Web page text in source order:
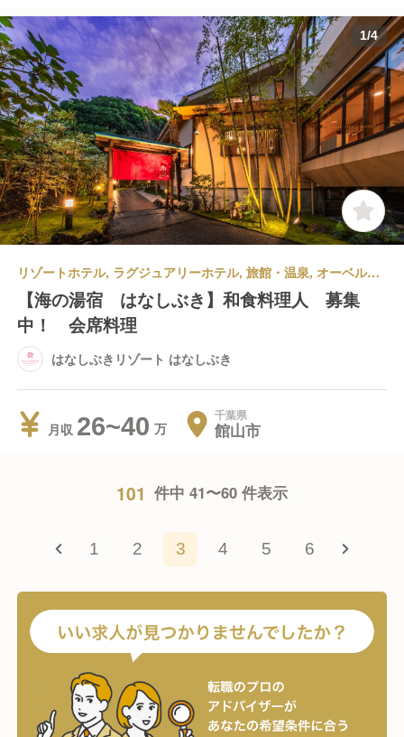
1/4
リゾートホテル, ラグジュアリーホテル, 旅館・温泉, オーベルジュ | 調理部門 | キッチンスタッフ | はなしぶきリゾート はなしぶき
【海の湯宿 はなしぶき】和食料理人 募集
中！ 会席料理
はなしぶきリゾート はなしぶき
月収 26~40 千葉県
館山市
101 件中 41〜60 件表示
1 2 3 4 5 6